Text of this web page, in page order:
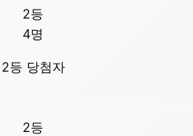
2등
4명
2등 당첨자
2등